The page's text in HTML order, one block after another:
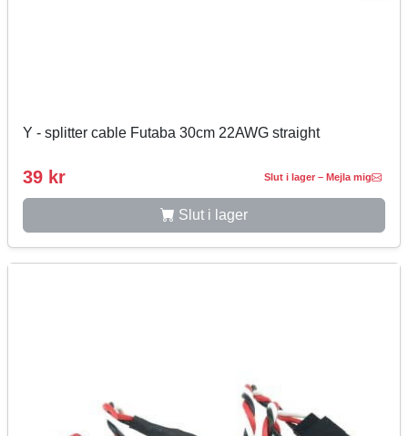
Y - splitter cable Futaba 30cm 22AWG straight
39 kr Slut i lager – Mejla mig
Slut i lager